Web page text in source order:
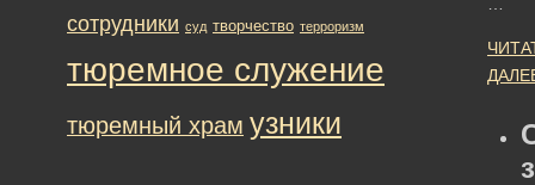
сотрудники суд творчество терроризм
тюремное служение
тюремный храм узники